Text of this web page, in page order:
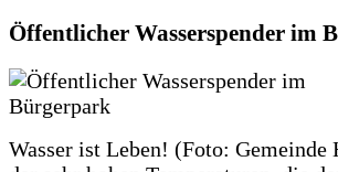
Öffentlicher Wasserspender im
Wasser ist Leben! (Foto: